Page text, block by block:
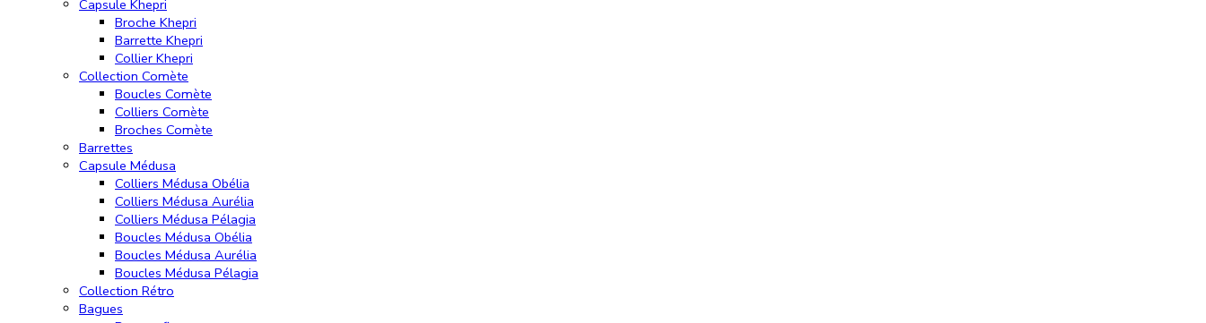
Capsule Khepri
Broche Khepri
Barrette Khepri
Collier Khepri
Collection Comète
Boucles Comète
Colliers Comète
Broches Comète
Barrettes
Capsule Médusa
Colliers Médusa Obélia
Colliers Médusa Aurélia
Colliers Médusa Pélagia
Boucles Médusa Obélia
Boucles Médusa Aurélia
Boucles Médusa Pélagia
Collection Rétro
Bagues